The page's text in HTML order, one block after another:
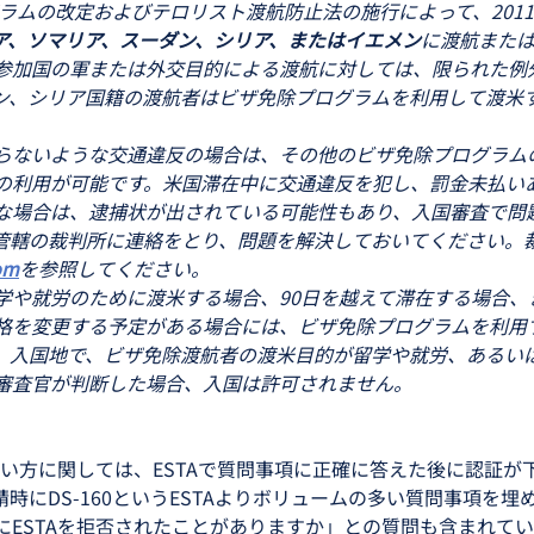
ムの改定およびテロリスト渡航防止法の施行によって、
ソマリア、スーダン、シリア、またはイエメンに渡航また
加国の軍または外交目的による渡航に対しては、限られた
、シリア国籍の渡航者はビザ免除プログラムを利用して渡米
いような交通違反の場合は、その他のビザ免除プログラム
利用が可能です。米国滞在中に交通違反を犯し、罰金未払い
場合は、逮捕状が出されている可能性もあり、入国審査で
轄の裁判所に連絡をとり、問題を解決しておいてください。
を参照してください。
や就労のために渡米する場合、90日を越えて滞在する場合
を変更する予定がある場合には、ビザ免除プログラムを利
入国地で、ビザ免除渡航者の渡米目的が留学や就労、あるい
官が判断した場合、入国は許可されません。
方に関しては、ESTAで質問事項に正確に答えた後に認証が
時にDS-160というESTAよりボリュームの多い質問事項を埋
ESTAを拒否されたことがありますか」との質問も含まれて